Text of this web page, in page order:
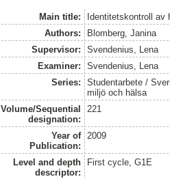
Main title:
Identitetskontroll av
Authors:
Blomberg, Janina
Supervisor:
Svendenius, Lena
Examiner:
Svendenius, Lena
Series:
Studentarbete /
miljö och hälsa
Volume/Sequential
designation:
221
Year of
Publication:
2009
Level and depth
descriptor:
First cycle, G1E